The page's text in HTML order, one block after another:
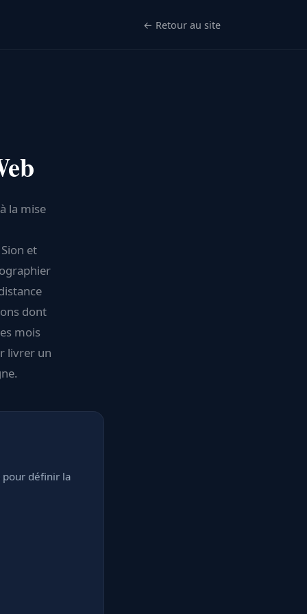
← Retour au site
la mise
et
dont
mois
livrer un
pour définir la